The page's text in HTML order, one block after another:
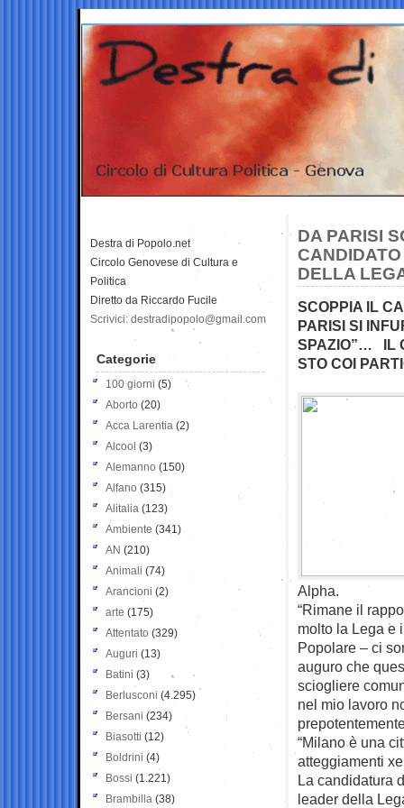
DA PARISI
DELLA
SCOPPIA IL
PARISI SI
SPAZIO”… IL
STO COI
Alpha.
“Rimane il
molto la Lega e
Popolare – ci
auguro che
sciogliere
nel mio lavoro
“Milano è una
atteggiamenti
La candidatura
leader della
Destra di Popolo.net
Circolo Genovese di Cultura e
Politica
Diretto da Riccardo Fucile
Scrivici: destradipopolo@gmail.com
Categorie
100 giorni (5)
Aborto (20)
Acca Larentia (2)
Alcool (3)
Alemanno (150)
Alfano (315)
Alitalia (123)
Ambiente (341)
AN (210)
Animali (74)
Arancioni (2)
arte (175)
Attentato (329)
Auguri (13)
Batini (3)
Berlusconi (4.295)
Bersani (234)
Biasotti (12)
Boldrini (4)
Bossi (1.221)
Brambilla (38)